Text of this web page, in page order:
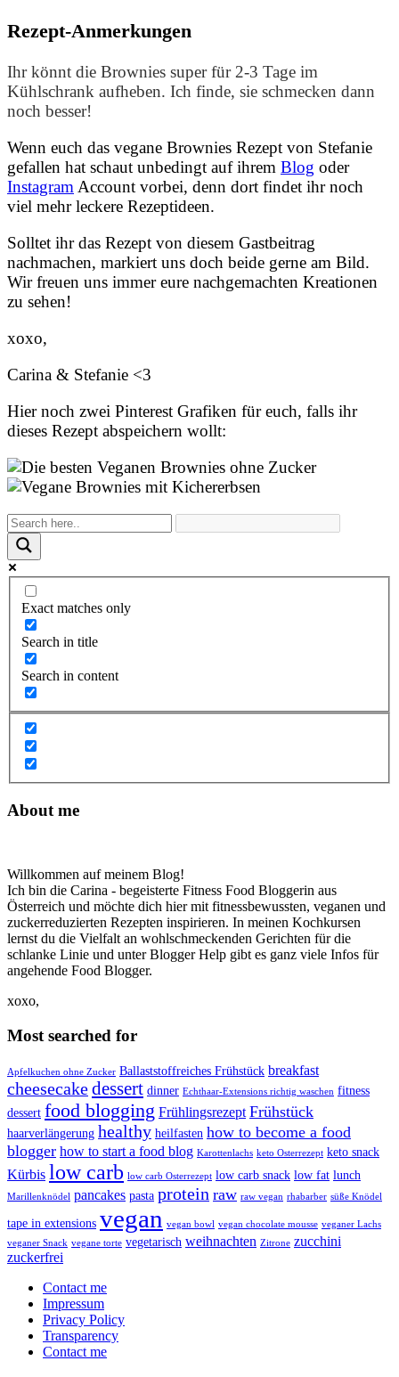
Rezept-Anmerkungen
Ihr könnt die Brownies super für 2-3 Tage im
Kühlschrank aufheben. Ich finde, sie schmecken dann
noch besser!
Wenn euch das vegane Brownies Rezept von Stefanie
gefallen hat schaut unbedingt auf ihrem Blog oder
Instagram Account vorbei, denn dort findet ihr noch
viel mehr leckere Rezeptideen.
Solltet ihr das Rezept von diesem Gastbeitrag
nachmachen, markiert uns doch beide gerne am Bild.
Wir freuen uns immer eure nachgemachten Kreationen
zu sehen!
xoxo,
Carina & Stefanie <3
Hier noch zwei Pinterest Grafiken für euch, falls ihr
dieses Rezept abspeichern wollt:
Exact matches only
Search in title
Search in content
About me
Willkommen auf meinem Blog!
Ich bin die Carina - begeisterte Fitness Food Bloggerin aus
Österreich und möchte dich hier mit fitnessbewussten, veganen und
zuckerreduzierten Rezepten inspirieren. In meinen Kochkursen
lernst du die Vielfalt an wohlschmeckenden Gerichten für die
schlanke Linie und unter Blogger Help gibt es ganz viele Infos für
angehende Food Blogger.
xoxo,
Most searched for
Apfelkuchen ohne Zucker Ballaststoffreiches Frühstück breakfast
cheesecakedessert dinner Echthaar-Extensions richtig waschen fitness
dessert food blogging Frühlingsrezept Frühstück
haarverlängerung healthy heilfasten how to become a food
blogger how to start a food blog Karottenlachs keto Osterrezept keto snack
Kürbis low carb low carb Osterrezept low carb snack low fat lunch
Marillenknödel pancakes pasta protein raw raw vegan rhabarber süße Knödel
tape in extensions vegan vegan bowl vegan chocolate mousse veganer Lachs
veganer Snack vegane torte vegetarisch weihnachten Zitrone zucchini
zuckerfrei
Contact me
Impressum
Privacy Policy
Transparency
Contact me